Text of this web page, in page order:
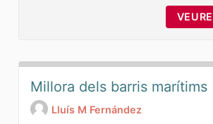
Millora dels barris marítims
Lluís M Fernández